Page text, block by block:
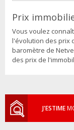
Prix
Vous voulez
l'évolution des prix
baromètre de
des prix de
J'ESTIME